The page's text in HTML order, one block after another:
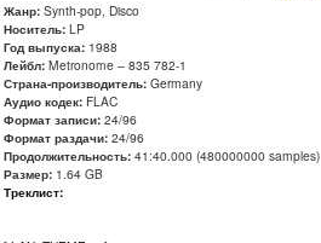
Жанр: Synth-pop, Disco
Носитель: LP
Год выпуска: 1988
Лейбл: Metronome – 835 782-1
Страна-производитель: Germany
Аудио кодек: FLAC
Формат записи: 24/96
Формат раздачи: 24/96
Продолжительность: 41:40.000 (480000000 samples)
Размер: 1.64 GB
Треклист: